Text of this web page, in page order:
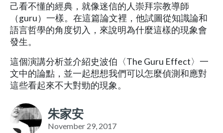
己看不懂的經典，就像迷信的人崇拜宗教導師
（guru）一樣。在這篇論文裡，他試圖從知識論和
語言哲學的角度切入，來說明為什麼這樣的現象會
發生。
這個演講分析並介紹史波伯〈The Guru Effect〉一
文中的論點，並一起想想我們可以怎麼偵測和應對
這些看起來不大對勁的現象。
朱家安
November 29, 2017